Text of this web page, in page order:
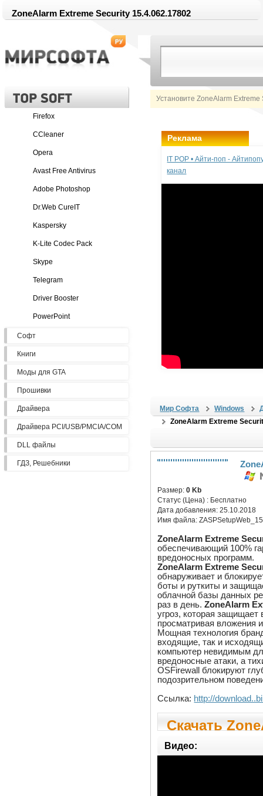
ZoneAlarm Extreme Security 15.4.062.17802
Установите ZoneAlarm
Firefox
CCleaner
Opera
Avast Free Antivirus
Adobe Photoshop
Dr.Web CureIT
Kaspersky
K-Lite Codec Pack
Skype
Telegram
Driver Booster
PowerPoint
Софт
Книги
Моды для GTA
Прошивки
Драйвера
Драйвера PCI/USB/PMCIA/COM
DLL файлы
ГДЗ, Решебники
Реклама
IT POP • Айти-поп -
канал
Мир Софта Windows
ZoneAlarm Extreme
Размер:0 Kb
Статус (Цена) : Бесплатно
Дата добавления:25.10.2018
Имя файла:
ZoneAlarm Extreme
обеспечивающий 100%
вредоносных программ.
ZoneAlarm Extreme
обнаруживает и
боты и руткиты и
облачной базы данных
раз в день.ZoneAlarm
угроз, которая
просматривая вложения
Мощная технология
входящие, так и
компьютер невидимым
вредоносные атаки, а
OSFirewall блокируют
подозрительном
Ссылка: http://
Скачать
15.4.062.17802
Видео: